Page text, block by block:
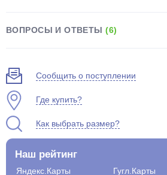
ВОПРОСЫ И ОТВЕТЫ(6)
Сообщить о поступлении
Где купить?
Как выбрать размер?
Наш рейтинг
Яндекс.Карты
Гугл.Карты